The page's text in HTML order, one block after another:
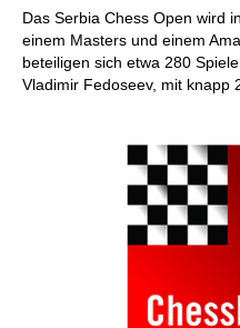
Das Serbia Chess Open wird
einem Masters und einem
beteiligen sich etwa 280
Vladimir Fedoseev, mit knapp